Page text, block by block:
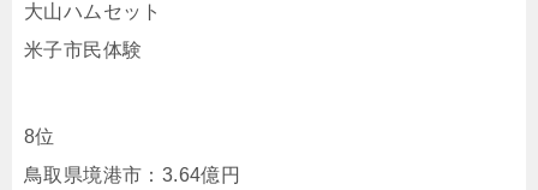
大山ハムセット
米子市民体験
8位
鳥取県境港市：3.64億円